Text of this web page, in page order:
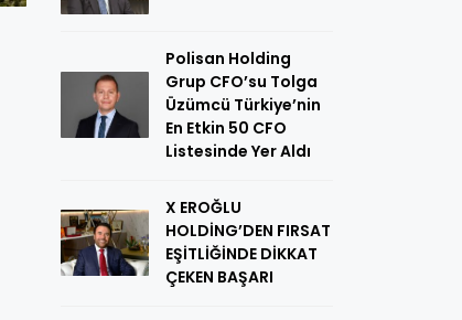
Polisan Holding
Grup CFO’su Tolga
Üzümcü Türkiye’nin
En Etkin 50 CFO
Listesinde Yer Aldı
X EROĞLU
HOLDİNG’DEN FIRSAT
EŞİTLİĞİNDE DİKKAT
ÇEKEN BAŞARI